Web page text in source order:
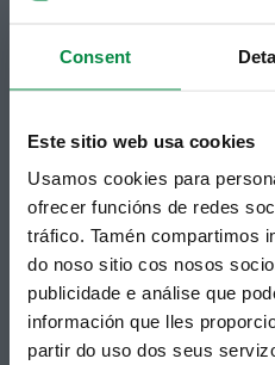
Consent
Este sitio web usa cookies
Usamos cookies para
ofrecer funcións de redes
tráfico. Tamén compartimos
do noso sitio cos nosos
publicidade e análise que
información que lles
partir do uso dos seus
© Concello de Ames
Praza do Concello, 2 |15220
Suscripción boletines
Puedes recibir la información
municipal en tu correo electrónico
suscripción al boletín de